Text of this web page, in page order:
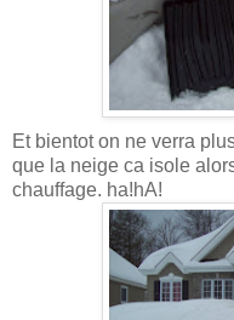
Et bientot on ne verra
que la neige ca isole
chauffage. ha!hA!